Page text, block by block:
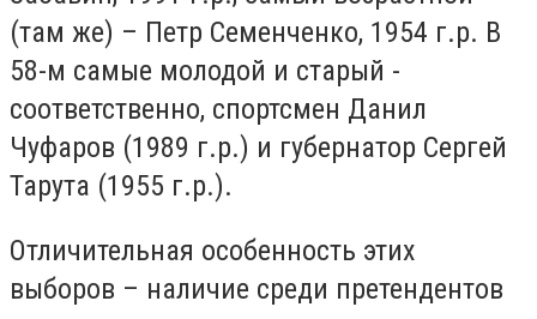
(там же) – Петр Семенченко, 1954 г.р. В
58-м самые молодой и старый -
соответственно, спортсмен Данил
Чуфаров (1989 г.р.) и губернатор Сергей
Тарута (1955 г.р.).
Отличительная особенность этих
выборов – наличие среди претендентов